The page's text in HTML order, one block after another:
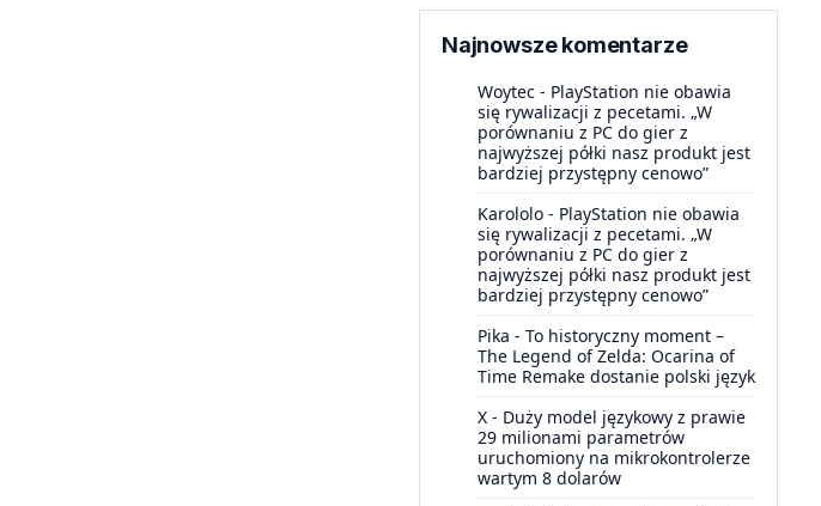
Najnowsze komentarze
Woytec - PlayStation nie obawia
się rywalizacji z pecetami. „W
porównaniu z PC do gier z
najwyższej półki nasz produkt jest
bardziej przystępny cenowo”
Karololo - PlayStation nie obawia
się rywalizacji z pecetami. „W
porównaniu z PC do gier z
najwyższej półki nasz produkt jest
bardziej przystępny cenowo”
Pika - To historyczny moment –
The Legend of Zelda: Ocarina of
Time Remake dostanie polski język
X - Duży model językowy z prawie
29 milionami parametrów
uruchomiony na mikrokontrolerze
wartym 8 dolarów